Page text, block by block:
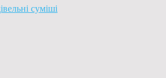
суміші